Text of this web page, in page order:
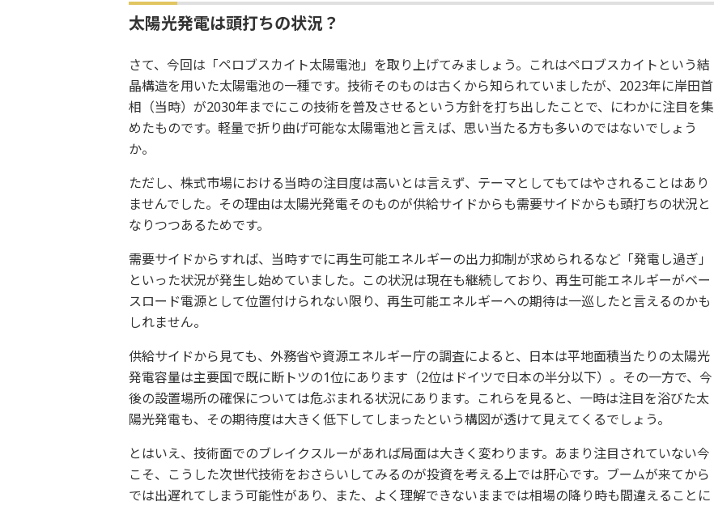
太陽光発電は頭打ちの状況？
さて、今回は「ペロブスカイト太陽電池」を取り上げてみましょう。これはペロブスカイトという結
晶構造を用いた太陽電池の一種です。技術そのものは古くから知られていましたが、2023年に岸田首
相（当時）が2030年までにこの技術を普及させるという方針を打ち出したことで、にわかに注目を集
めたものです。軽量で折り曲げ可能な太陽電池と言えば、思い当たる方も多いのではないでしょう
か。
ただし、株式市場における当時の注目度は高いとは言えず、テーマとしてもてはやされることはあり
ませんでした。その理由は太陽光発電そのものが供給サイドからも需要サイドからも頭打ちの状況と
なりつつあるためです。
需要サイドからすれば、当時すでに再生可能エネルギーの出力抑制が求められるなど「発電し過ぎ」
といった状況が発生し始めていました。この状況は現在も継続しており、再生可能エネルギーがベー
スロード電源として位置付けられない限り、再生可能エネルギーへの期待は一巡したと言えるのかも
しれません。
供給サイドから見ても、外務省や資源エネルギー庁の調査によると、日本は平地面積当たりの太陽光
発電容量は主要国で既に断トツの1位にあります（2位はドイツで日本の半分以下）。その一方で、今
後の設置場所の確保については危ぶまれる状況にあります。これらを見ると、一時は注目を浴びた太
陽光発電も、その期待度は大きく低下してしまったという構図が透けて見えてくるでしょう。
とはいえ、技術面でのブレイクスルーがあれば局面は大きく変わります。あまり注目されていない今
こそ、こうした次世代技術をおさらいしてみるのが投資を考える上では肝心です。ブームが来てから
では出遅れてしまう可能性があり、また、よく理解できないままでは相場の降り時も間違えることに